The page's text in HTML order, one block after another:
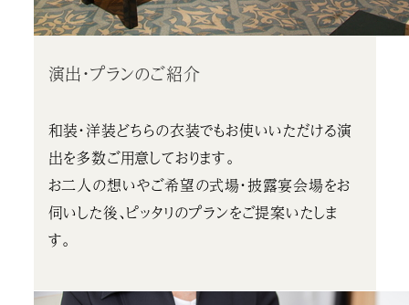
演出・プランのご紹介
和装・洋装どちらの衣装でもお使いいただける演
出を多数ご用意しております。
お二人の想いやご希望の式場・披露宴会場をお
伺いした後、ピッタリのプランをご提案いたしま
す。